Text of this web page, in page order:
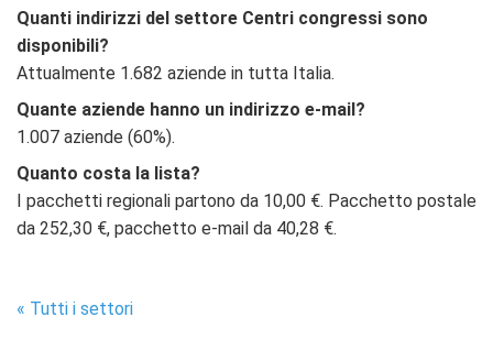
Quanti indirizzi del settore Centri congressi sono
disponibili?
Attualmente 1.682 aziende in tutta Italia.
Quante aziende hanno un indirizzo e-mail?
1.007 aziende (60%).
Quanto costa la lista?
I pacchetti regionali partono da 10,00 €. Pacchetto postale
da 252,30 €, pacchetto e-mail da 40,28 €.
« Tutti i settori